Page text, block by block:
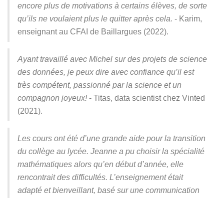
encore plus de motivations à certains élèves, de sorte
qu’ils ne voulaient plus le quitter après cela. - Karim,
enseignant au CFAI de Baillargues (2022).
Ayant travaillé avec Michel sur des projets de science
des données, je peux dire avec confiance qu’il est
très compétent, passionné par la science et un
compagnon joyeux!- Titas, data scientist chez Vinted
(2021).
Les cours ont été d’une grande aide pour la transition
du collège au lycée. Jeanne a pu choisir la spécialité
mathématiques alors qu’en début d’année, elle
rencontrait des difficultés. L’enseignement était
adapté et bienveillant, basé sur une communication